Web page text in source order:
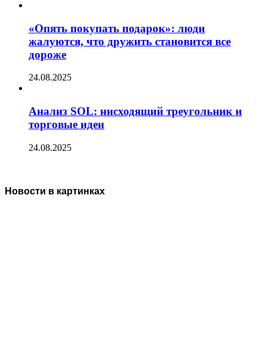
«Опять покупать подарок»: люди
жалуются, что дружить становится все
дороже
24.08.2025
Анализ SOL: нисходящий треугольник и
торговые идеи
24.08.2025
Новости в картинках